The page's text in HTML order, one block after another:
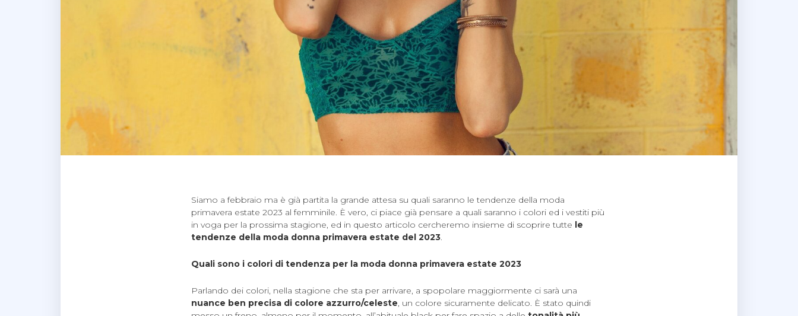
Siamo a febbraio ma è già partita la grande attesa su quali saranno le tendenze della moda
primavera estate 2023 al femminile. È vero, ci piace già pensare a quali saranno i colori ed i vestiti più
in voga per la prossima stagione, ed in questo articolo cercheremo insieme di scoprire tutte le
tendenze della moda donna primavera estate del 2023.
Quali sono i colori di tendenza per la moda donna primavera estate 2023
Parlando dei colori, nella stagione che sta per arrivare, a spopolare maggiormente ci sarà una
nuance ben precisa di colore azzurro/celeste, un colore sicuramente delicato. È stato quindi